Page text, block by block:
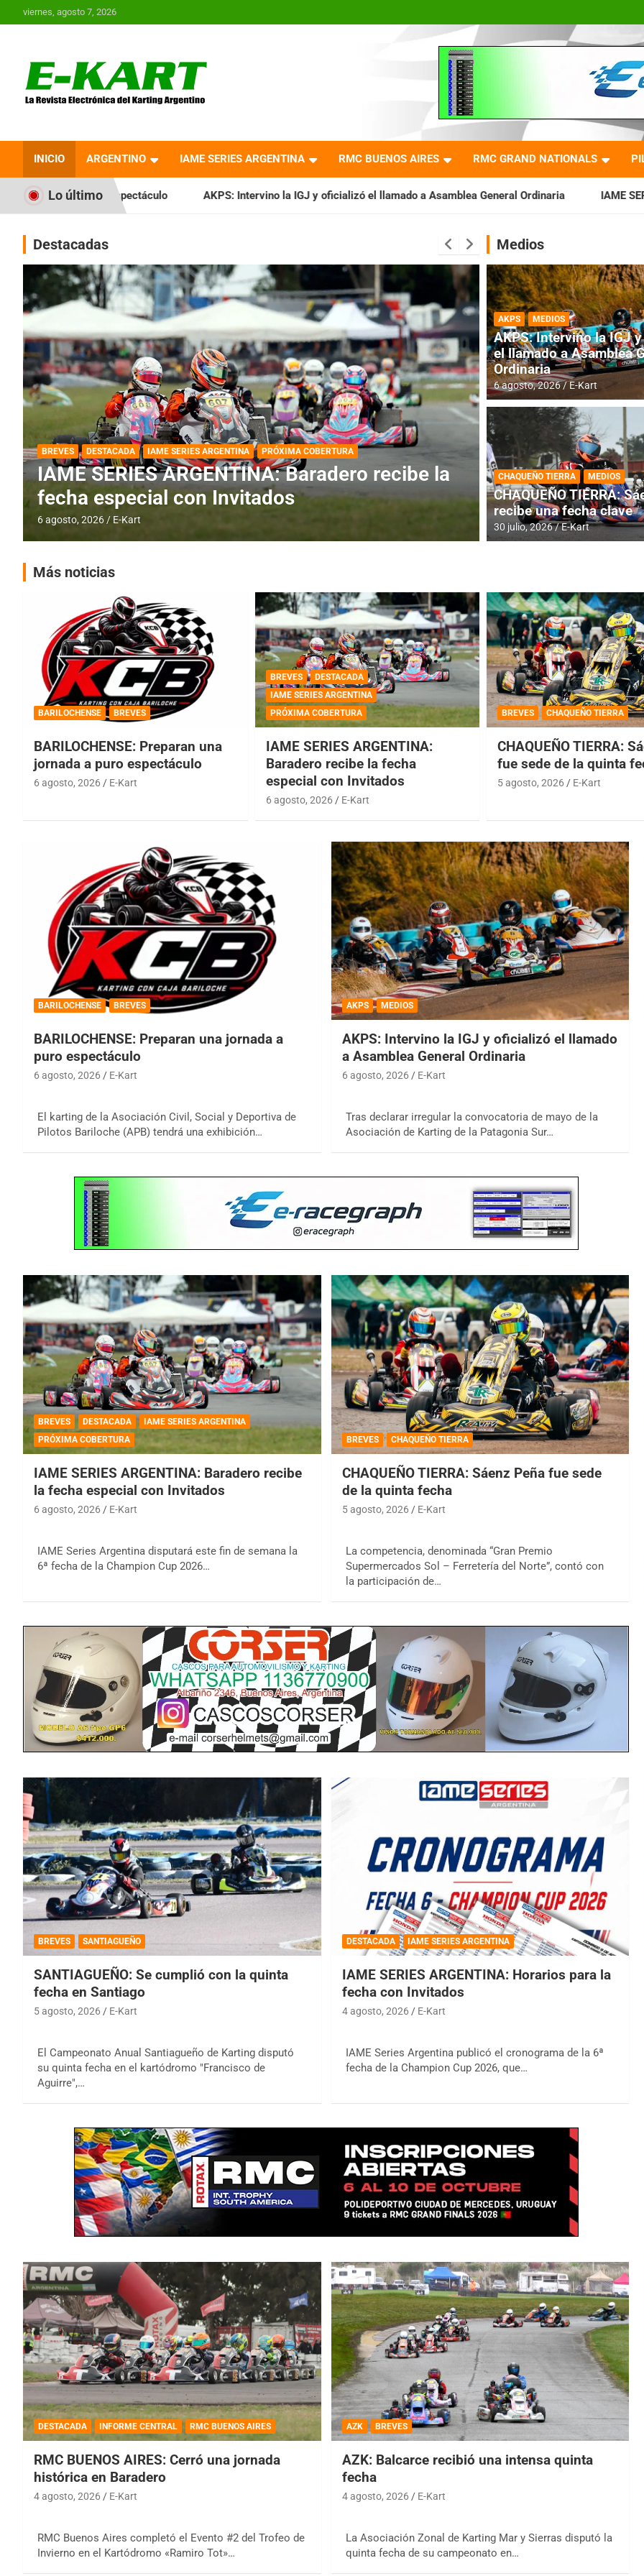
al
viernes, agosto 7, 2026
Revista Electrónica del
Karting en Argentina
INICIO ARGENTINO IAME SERIES ARGENTINA RMC BUENOS AIRES RMC GRAND NATIONALS
Lo últimoAKPS: Intervino la IGJ y oficializó el llamado a Asamblea General Ordinaria IAME SERIES ARGENTINA:
Destacadas
DESTACADA IAME SERIES ARGENTINA
IAME SERIES ARGENTINA: Horarios para la
fecha con Invitados
4 agosto, 2026 E-Kart
DESTACADA INFORME CENTRAL
RMC BUENOS
histórica en
4 agosto, 2026 E-Kart
Medios
AKPS MEDIOS
AKPS: Intervino la IGJ
el llamado a Asamblea
Ordinaria
6 agosto, 2026 E-Kart
CHAQUEÑO TIERRA MEDIOS
CHAQUEÑO TIERRA:
recibe una fecha clave
30 julio, 2026 E-Kart
Más noticias
BARILOCHENSE BREVES
BARILOCHENSE: Preparan una
jornada a puro espectáculo
6 agosto, 2026 E-Kart
BREVES
DESTACADA
IAME SERIES ARGENTINA
PRÓXIMA COBERTURA
IAME SERIES ARGENTINA:
Baradero recibe la fecha
especial con Invitados
6 agosto, 2026 E-Kart
BREVES CHAQUEÑO TIERRA
CHAQUEÑO TIERRA:
fue sede de la quinta
5 agosto, 2026 E-Kart
BARILOCHENSE BREVES
BARILOCHENSE: Preparan una jornada a
puro espectáculo
6 agosto, 2026 E-Kart
El karting de la Asociación Civil, Social y Deportiva de
Pilotos Bariloche (APB) tendrá una exhibición…
AKPS MEDIOS
AKPS: Intervino la IGJ y oficializó el llamado
a Asamblea General Ordinaria
6 agosto, 2026 E-Kart
Tras declarar irregular la convocatoria de mayo de la
Asociación de Karting de la Patagonia Sur…
BREVES DESTACADA
IAME SERIES ARGENTINA
PRÓXIMA COBERTURA
IAME SERIES ARGENTINA: Baradero recibe
la fecha especial con Invitados
6 agosto, 2026 E-Kart
IAME Series Argentina disputará este fin de semana la
6ª fecha de la Champion Cup 2026…
BREVES CHAQUEÑO TIERRA
CHAQUEÑO TIERRA: Sáenz Peña fue sede
de la quinta fecha
5 agosto, 2026 E-Kart
La competencia, denominada “Gran Premio
Supermercados Sol – Ferretería del Norte”, contó con
la participación de…
BREVES SANTIAGUEÑO
SANTIAGUEÑO: Se cumplió con la quinta
fecha en Santiago
5 agosto, 2026 E-Kart
El Campeonato Anual Santiagueño de Karting disputó
su quinta fecha en el kartódromo "Francisco de
Aguirre",…
DESTACADA IAME SERIES ARGENTINA
IAME SERIES ARGENTINA: Horarios para la
fecha con Invitados
4 agosto, 2026 E-Kart
IAME Series Argentina publicó el cronograma de la 6ª
fecha de la Champion Cup 2026, que…
DESTACADA INFORME CENTRAL RMC BUENOS AIRES
RMC BUENOS AIRES: Cerró una jornada
histórica en Baradero
4 agosto, 2026 E-Kart
RMC Buenos Aires completó el Evento #2 del Trofeo de
Invierno en el Kartódromo «Ramiro Tot»…
AZK BREVES
AZK: Balcarce recibió una intensa quinta
fecha
4 agosto, 2026 E-Kart
La Asociación Zonal de Karting Mar y Sierras disputó la
quinta fecha de su campeonato en…